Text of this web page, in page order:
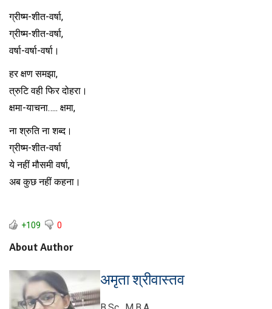
ग्रीष्म-शीत-वर्षा,
ग्रीष्म-शीत-वर्षा,
वर्षा-वर्षा-वर्षा।
हर क्षण समझा,
त्रुटि वही फिर दोहरा।
क्षमा-याचना….. क्षमा,
ना श्रुति ना शब्द।
ग्रीष्म-शीत-वर्षा
ये नहीं मौसमी वर्षा,
अब कुछ नहीं कहना।
+109 0
About Author
अमृता श्रीवास्तव